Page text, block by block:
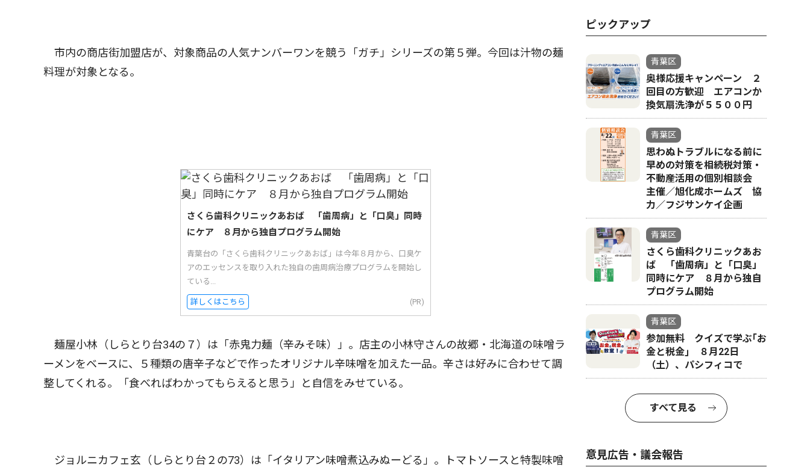
市内の商店街加盟店が、対象商品の人気ナンバーワンを競う「ガチ」シリーズの第５弾。今回は汁物の麺
料理が対象となる。
さくら歯科クリニックあおば 「歯周病」と「口臭」同時
にケア ８月から独自プログラム開始
青葉台の「さくら歯科クリニックあおば」は今年８月から、口臭ケ
アのエッセンスを取り入れた独自の歯周病治療プログラムを開始し
ている...
詳しくはこちら (PR)
麺屋小林（しらとり台34の７）は「赤鬼力麺（辛みそ味）」。店主の小林守さんの故郷・北海道の味噌ラ
ーメンをベースに、５種類の唐辛子などで作ったオリジナル辛味噌を加えた一品。辛さは好みに合わせて調
整してくれる。「食べればわかってもらえると思う」と自信をみせている。
ジョルニカフェ玄（しらとり台２の73）は「イタリアン味噌煮込みぬーどる」。トマトソースと特製味噌
ピックアップ
青葉区
奥様応援キャンペーン ２
回目の方歓迎 エアコンか
換気扇洗浄が５５００円
青葉区
思わぬトラブルになる前に
早めの対策を相続税対策・
不動産活用の個別相談会
主催／旭化成ホームズ 協
力／フジサンケイ企画
青葉区
さくら歯科クリニックあお
ば 「歯周病」と「口臭」
同時にケア ８月から独自
プログラム開始
青葉区
参加無料 クイズで学ぶ｢お
金と税金｣ ８月22日
（土）、パシフィコで
すべて見る
意見広告・議会報告